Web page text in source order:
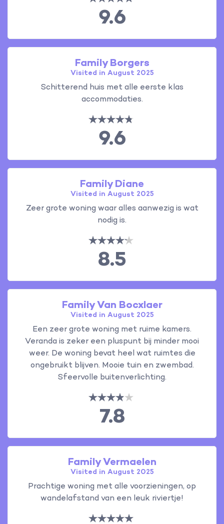
9.6
Family Borgers
Visited in August 2025
Schitterend huis met alle eerste klas
accommodaties.
9.6
Family Diane
Visited in August 2025
Zeer grote woning waar alles aanwezig is wat
nodig is.
8.5
Family Van Bocxlaer
Visited in August 2025
Een zeer grote woning met ruime kamers.
Veranda is zeker een pluspunt bij minder mooi
weer. De woning bevat heel wat ruimtes die
ongebruikt blijven. Mooie tuin en zwembad.
Sfeervolle buitenverlichting.
7.8
Family Vermaelen
Visited in August 2025
Prachtige woning met alle voorzieningen, op
wandelafstand van een leuk riviertje!